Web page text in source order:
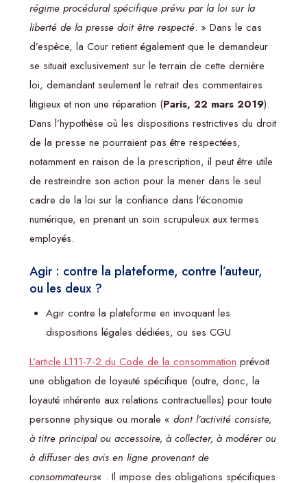
régime procédural spécifique prévu par la loi sur la
liberté de la presse doit être respecté. » Dans le cas
d’espèce, la Cour retient également que le demandeur
se situait exclusivement sur le terrain de cette dernière
loi, demandant seulement le retrait des commentaires
litigieux et non une réparation (Paris, 22 mars 2019).
Dans l’hypothèse où les dispositions restrictives du droit
de la presse ne pourraient pas être respectées,
notamment en raison de la prescription, il peut être utile
de restreindre son action pour la mener dans le seul
cadre de la loi sur la confiance dans l’économie
numérique, en prenant un soin scrupuleux aux termes
employés.
Agir : contre la plateforme, contre l’auteur,
ou les deux ?
Agir contre la plateforme en invoquant les
dispositions légales dédiées, ou ses CGU
L’article L111-7-2 du Code de la consommation prévoit
une obligation de loyauté spécifique (outre, donc, la
loyauté inhérente aux relations contractuelles) pour toute
personne physique ou morale « dont l’activité consiste,
à titre principal ou accessoire, à collecter, à modérer ou
à diffuser des avis en ligne provenant de
consommateurs« . Il impose des obligations spécifiques